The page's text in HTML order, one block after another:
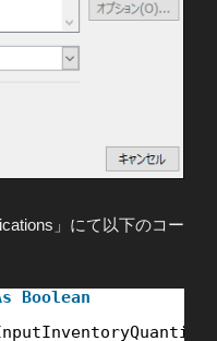
」にて以下のコー
Boolean